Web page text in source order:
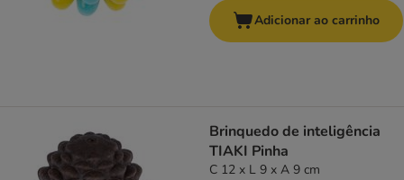
Adicionar ao carrinho
Brinquedo de inteligência
TIAKI Pinha
C 12 x L 9 x A 9 cm